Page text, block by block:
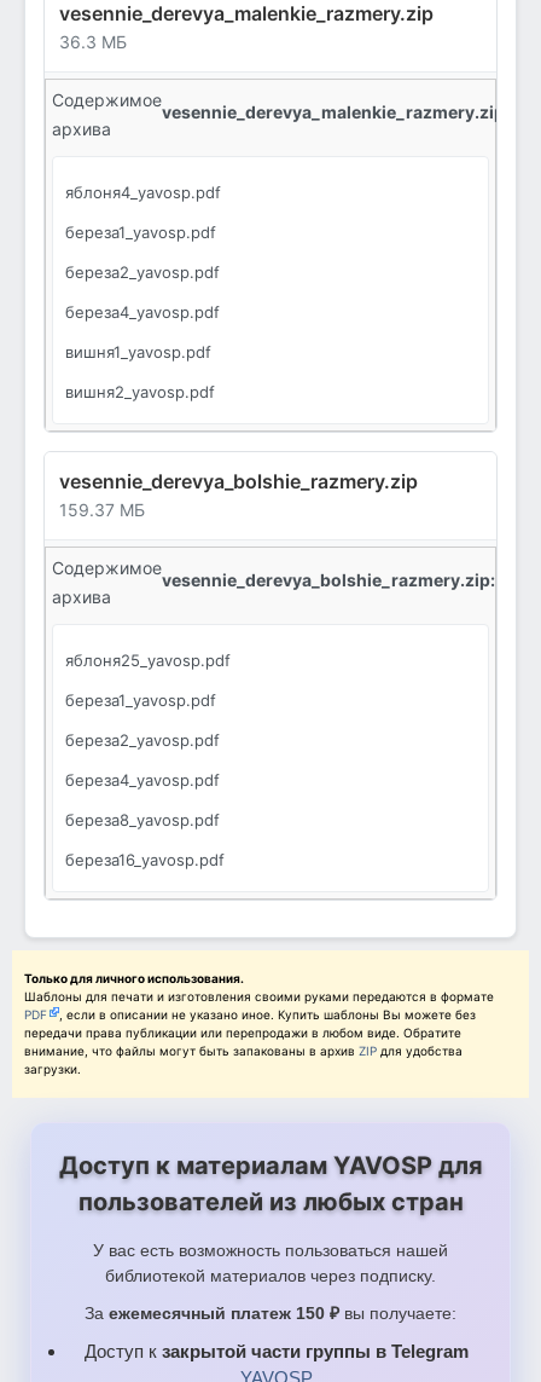
vesennie_derevya_malenkie_razmery.zip
36.3 МБ
Содержимое
архива
vesennie_derevya_malenkie_razmery.zip:
яблоня4_yavosp.pdf
береза1_yavosp.pdf
береза2_yavosp.pdf
береза4_yavosp.pdf
вишня1_yavosp.pdf
вишня2_yavosp.pdf
вишня4_yavosp.pdf
облако1_yavosp.pdf
облако2_yavosp.pdf
птицы1_yavosp.pdf
птицы2_yavosp.pdf
солнышко2_yavosp.pdf
яблоня1_yavosp.pdf
яблоня2_yavosp.pdf
vesennie_derevya_bolshie_razmery.zip
159.37 МБ
Содержимое
архива
vesennie_derevya_bolshie_razmery.zip:
яблоня25_yavosp.pdf
береза1_yavosp.pdf
береза2_yavosp.pdf
береза4_yavosp.pdf
береза8_yavosp.pdf
береза16_yavosp.pdf
береза25_yavosp.pdf
вишня1_yavosp.pdf
вишня2_yavosp.pdf
вишня4_yavosp.pdf
вишня8_yavosp.pdf
облако1_yavosp.pdf
облако2_yavosp.pdf
облако4_yavosp.pdf
Только для личного использования.
Шаблоны для печати и изготовления своими руками передаются в формате
PDF
, если в описании не указано иное. Купить шаблоны Вы можете без
передачи права публикации или перепродажи в любом виде. Обратите
внимание, что файлы могут быть запакованы в архив ZIP для удобства
загрузки.
Доступ к материалам YAVOSP для
пользователей из любых стран
У вас есть возможность пользоваться нашей
библиотекой материалов через подписку.
За ежемесячный платеж 150 ₽ вы получаете:
Доступ к закрытой части группы в Telegram